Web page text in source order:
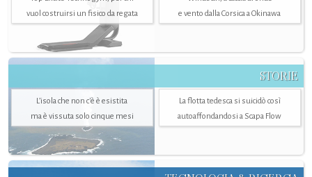
vuol costruirsi un fisico da regata
e vento dalla Corsica a Okinawa
STORIE
L’isola che non c'è è esistita
ma è vissuta solo cinque mesi
La flotta tedesca si suicidò così
autoaffondandosi a Scapa Flow